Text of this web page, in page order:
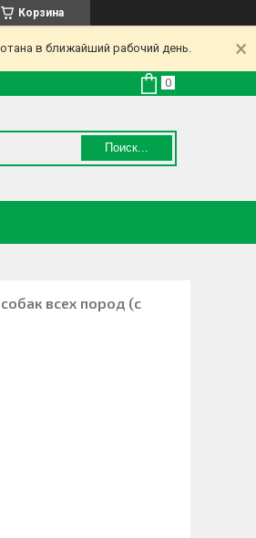
Корзина
в ближайший рабочий день.
Поиск...
всех пород (с